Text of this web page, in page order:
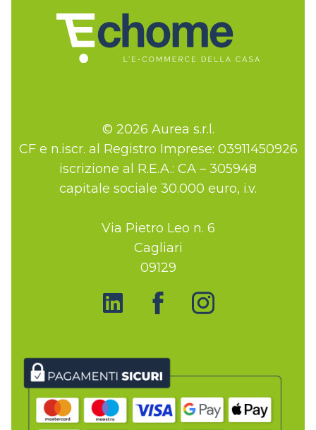
© 2026 Aurea s.r.l.
CF e n.iscr. al Registro Imprese: 03911450926
iscrizione al R.E.A.: CA – 305948
capitale sociale 30.000 euro, i.v.
Via Pietro Leo n. 6
Cagliari
09129